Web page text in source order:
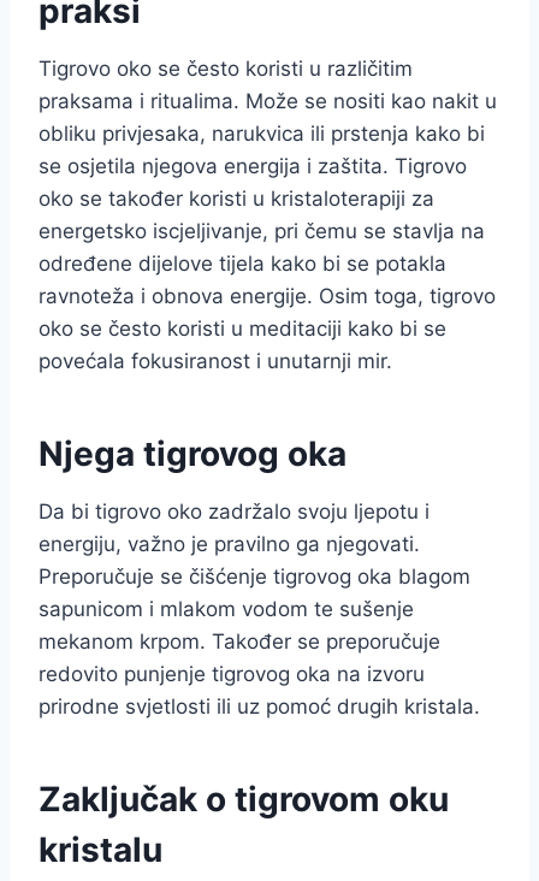
praksi
Tigrovo oko se često koristi u različitim
praksama i ritualima. Može se nositi kao nakit u
obliku privjesaka, narukvica ili prstenja kako bi
se osjetila njegova energija i zaštita. Tigrovo
oko se također koristi u kristaloterapiji za
energetsko iscjeljivanje, pri čemu se stavlja na
određene dijelove tijela kako bi se potakla
ravnoteža i obnova energije. Osim toga, tigrovo
oko se često koristi u meditaciji kako bi se
povećala fokusiranost i unutarnji mir.
Njega tigrovog oka
Da bi tigrovo oko zadržalo svoju ljepotu i
energiju, važno je pravilno ga njegovati.
Preporučuje se čišćenje tigrovog oka blagom
sapunicom i mlakom vodom te sušenje
mekanom krpom. Također se preporučuje
redovito punjenje tigrovog oka na izvoru
prirodne svjetlosti ili uz pomoć drugih kristala.
Zaključak o tigrovom oku
kristalu